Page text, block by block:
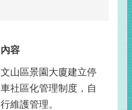
內容
文山區景園大廈建立停
車社區化管理制度，自
行維護管理。